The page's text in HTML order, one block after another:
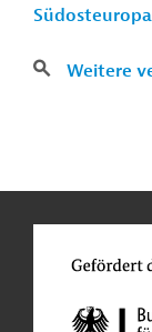
Südosteuropa
Weitere